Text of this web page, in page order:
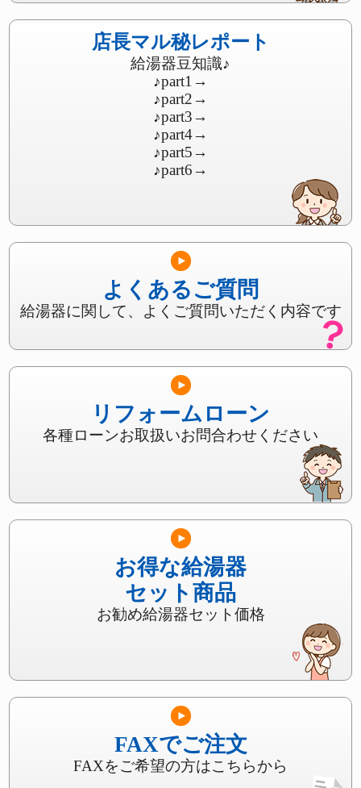
店長マル秘レポート
給湯器豆知識♪
♪part1→
♪part2→
♪part3→
♪part4→
♪part5→
♪part6→
よくあるご質問
給湯器に関して、よくご質問いただく内容です
リフォームローン
各種ローンお取扱いお問合わせください
お得な給湯器
セット商品
お勧め給湯器セット価格
FAXでご注文
FAXをご希望の方はこちらから